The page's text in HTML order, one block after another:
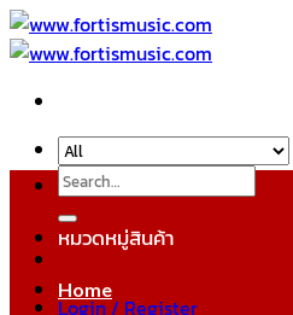
Skip
to
Search
for:
Login / Register
หมวดหมู่สินค้า
Home